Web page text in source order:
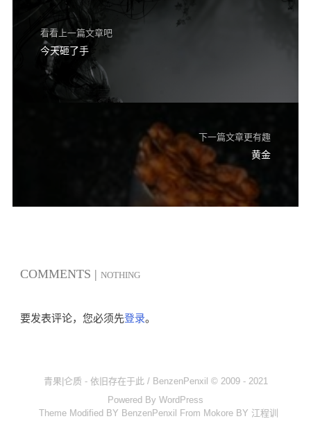
看看上一篇文章吧
今天砸了手
下一篇文章更有趣
黄金
COMMENTS | NOTHING
要发表评论，您必须先登录。
青果|仑质 - 依旧存在于此 / BenzenPenxil © 2009 - 2021
Powered By WordPress
Theme Modified BY BenzenPenxil From MokoreBY 江程训